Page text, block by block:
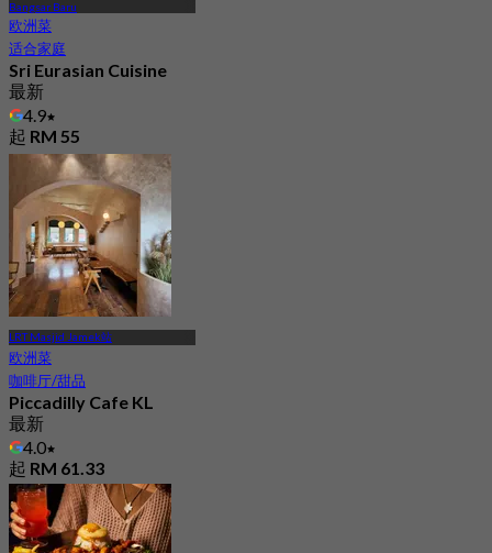
Bangsar Baru
欧洲菜
适合家庭
Sri Eurasian Cuisine
最新
4.9
起 RM 55
LRT Masjid Jamek站
欧洲菜
咖啡厅/甜品
Piccadilly Cafe KL
最新
4.0
起 RM 61.33